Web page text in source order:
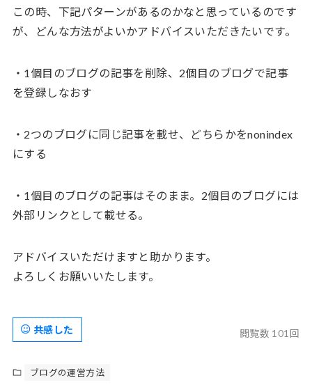
この時、下記パターンがあるのかなと思っているのです
が、どんな方法がよいかアドバイスいただきたいです。
・1個目のブログの記事を削除、2個目のブログで記事
を登録しなおす
・2つのブログに同じ記事を載せ、どちらかをnonindex
にする
・1個目のブログの記事はそのまま。2個目のブログには
外部リンクとして載せる。
アドバイスいただけますと助かります。
よろしくお願いいたします。
閲覧数 101回
共感した
ブログの運営方法